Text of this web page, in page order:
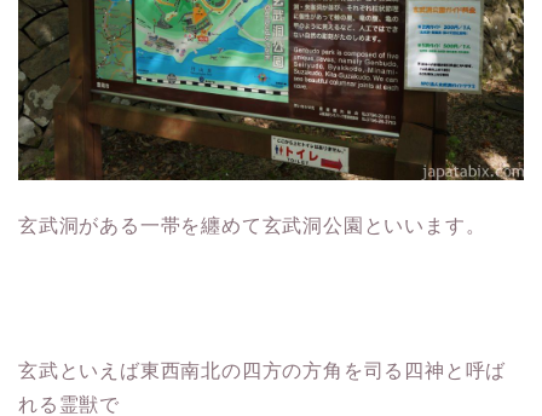
玄武洞がある一帯を纏めて玄武洞公園といいます。
玄武といえば東西南北の四方の方角を司る四神と呼ば
れる霊獣で